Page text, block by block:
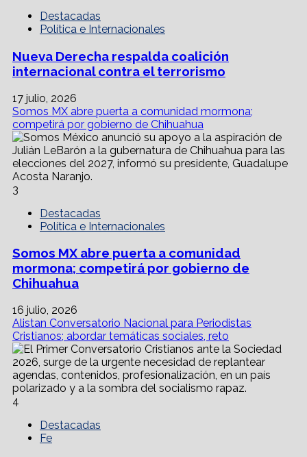
Destacadas
Política e Internacionales
Nueva Derecha respalda coalición
internacional contra el terrorismo
17 julio, 2026
Somos MX abre puerta a comunidad mormona;
competirá por gobierno de Chihuahua
3
Destacadas
Política e Internacionales
Somos MX abre puerta a comunidad
mormona; competirá por gobierno de
Chihuahua
16 julio, 2026
Alistan Conversatorio Nacional para Periodistas
Cristianos; abordar temáticas sociales, reto
4
Destacadas
Fe